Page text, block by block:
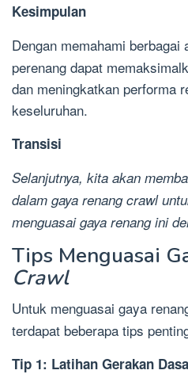
Kesimpulan
Dengan memahami berbagai
perenang dapat
dan meningkatkan performa
keseluruhan.
Transisi
Selanjutnya, kita akan
dalam gaya renangcrawl
menguasai gaya renang ini
Tips Menguasai
Crawl
Untuk menguasai gaya
terdapat beberapa tips
Tip 1: Latihan Gerakan